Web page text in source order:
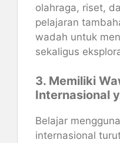
olahraga, riset,
pelajaran
wadah untuk
sekaligus
3. Memiliki
Internasional
Belajar
internasional